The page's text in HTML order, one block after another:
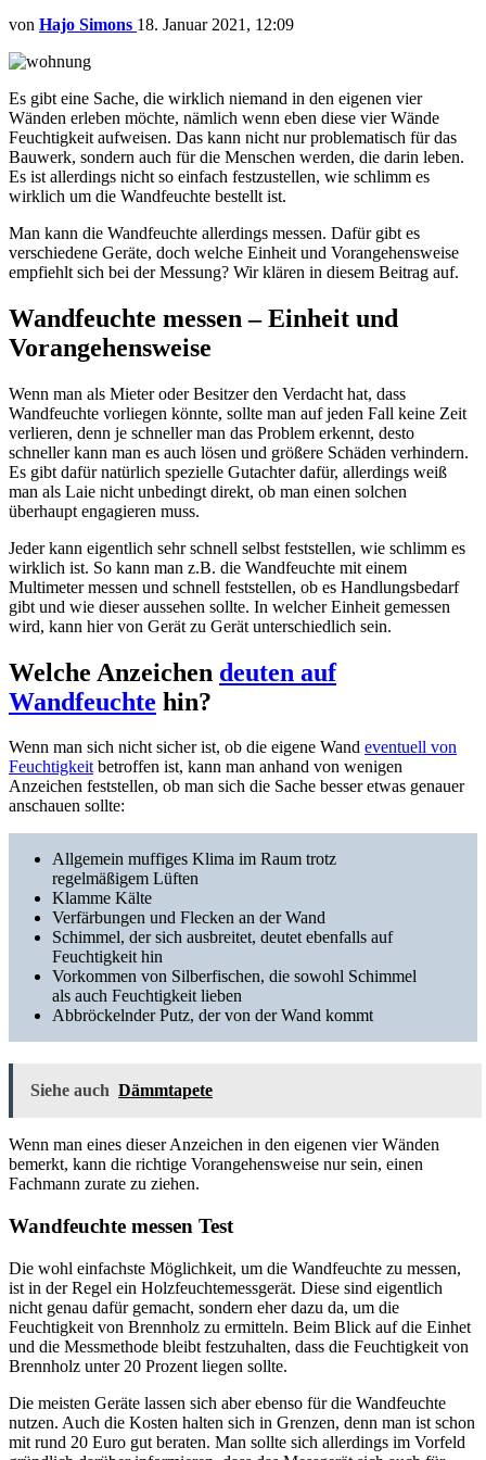
von Hajo Simons 18. Januar 2021, 12:09
Es gibt eine Sache, die wirklich niemand in den eigenen vier
Wänden erleben möchte, nämlich wenn eben diese vier Wände
Feuchtigkeit aufweisen. Das kann nicht nur problematisch für das
Bauwerk, sondern auch für die Menschen werden, die darin leben.
Es ist allerdings nicht so einfach festzustellen, wie schlimm es
wirklich um die Wandfeuchte bestellt ist.
Man kann die Wandfeuchte allerdings messen. Dafür gibt es
verschiedene Geräte, doch welche Einheit und Vorangehensweise
empfiehlt sich bei der Messung? Wir klären in diesem Beitrag auf.
Wandfeuchte messen – Einheit und
Vorangehensweise
Wenn man als Mieter oder Besitzer den Verdacht hat, dass
Wandfeuchte vorliegen könnte, sollte man auf jeden Fall keine Zeit
verlieren, denn je schneller man das Problem erkennt, desto
schneller kann man es auch lösen und größere Schäden verhindern.
Es gibt dafür natürlich spezielle Gutachter dafür, allerdings weiß
man als Laie nicht unbedingt direkt, ob man einen solchen
überhaupt engagieren muss.
Jeder kann eigentlich sehr schnell selbst feststellen, wie schlimm es
wirklich ist. So kann man z.B. die Wandfeuchte mit einem
Multimeter messen und schnell feststellen, ob es Handlungsbedarf
gibt und wie dieser aussehen sollte. In welcher Einheit gemessen
wird, kann hier von Gerät zu Gerät unterschiedlich sein.
Welche Anzeichen deuten auf
Wandfeuchte hin?
Wenn man sich nicht sicher ist, ob die eigene Wand eventuell von
Feuchtigkeitbetroffen ist, kann man anhand von wenigen
Anzeichen feststellen, ob man sich die Sache besser etwas genauer
anschauen sollte:
Allgemein muffiges Klima im Raum trotz
regelmäßigem Lüften
Klamme Kälte
Verfärbungen und Flecken an der Wand
Schimmel, der sich ausbreitet, deutet ebenfalls auf
Feuchtigkeit hin
Vorkommen von Silberfischen, die sowohl Schimmel
als auch Feuchtigkeit lieben
Abbröckelnder Putz, der von der Wand kommt
Siehe auch Dämmtapete
Wenn man eines dieser Anzeichen in den eigenen vier Wänden
bemerkt, kann die richtige Vorangehensweise nur sein, einen
Fachmann zurate zu ziehen.
Wandfeuchte messen Test
Die wohl einfachste Möglichkeit, um die Wandfeuchte zu messen,
ist in der Regel ein Holzfeuchtemessgerät. Diese sind eigentlich
nicht genau dafür gemacht, sondern eher dazu da, um die
Feuchtigkeit von Brennholz zu ermitteln. Beim Blick auf die Einhet
und die Messmethode bleibt festzuhalten, dass die Feuchtigkeit von
Brennholz unter 20 Prozent liegen sollte.
Die meisten Geräte lassen sich aber ebenso für die Wandfeuchte
nutzen. Auch die Kosten halten sich in Grenzen, denn man ist schon
mit rund 20 Euro gut beraten. Man sollte sich allerdings im Vorfeld